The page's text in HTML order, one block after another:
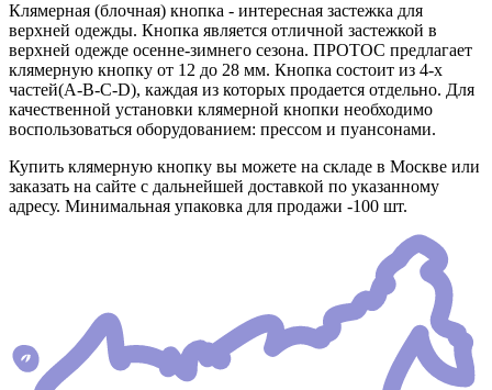
Клямерная (блочная) кнопка - интересная застежка для
верхней одежды. Кнопка является отличной застежкой в
верхней одежде осенне-зимнего сезона. ПРОТОС предлагает
клямерную кнопку от 12 до 28 мм. Кнопка состоит из 4-х
частей(А-В-С-D), каждая из которых продается отдельно. Для
качественной установки клямерной кнопки необходимо
воспользоваться оборудованием: прессом и пуансонами.
Купить клямерную кнопку вы можете на складе в Москве или
заказать на сайте с дальнейшей доставкой по указанному
адресу. Минимальная упаковка для продажи -100 шт.